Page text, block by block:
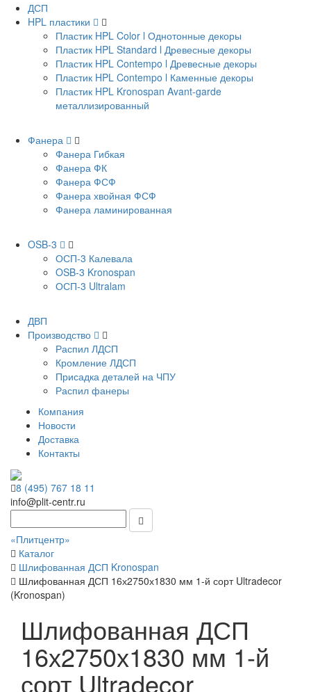
ДСП
HPL пластики
Пластик HPL Color l Однотонные декоры
Пластик HPL Standard l Древесные декоры
Пластик HPL Contempo l Древесные декоры
Пластик HPL Contempo l Каменные декоры
Пластик HPL Kronospan Avant-garde
металлизированный
Фанера
Фанера Гибкая
Фанера ФК
Фанера ФСФ
Фанера хвойная ФСФ
Фанера ламинированная
OSB-3
ОСП-3 Калевала
OSB-3 Kronospan
ОСП-3 Ultralam
ДВП
Производство
Распил ЛДСП
Кромление ЛДСП
Присадка деталей на ЧПУ
Распил фанеры
Компания
Новости
Доставка
Контакты
8 (495) 767 18 11
info@plit-centr.ru
«Плитцентр»
Каталог
Шлифованная ДСП Kronospan
Шлифованная ДСП 16х2750х1830 мм 1-й сорт Ultradecor
(Kronospan)
Шлифованная ДСП
16х2750х1830 мм 1-й
сорт Ultradecor